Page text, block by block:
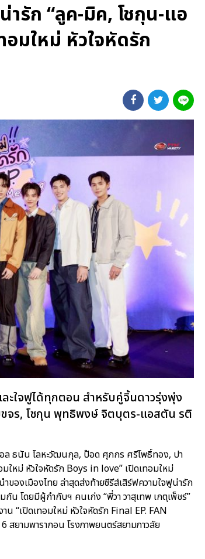
ารัก “ลูค-มิค, โชกุน-แอ
อมใหม่ หัวใจหัดรัก
ะใจฟูได้ทุกตอน สำหรับคู่จิ้นดาวรุ่งพุ่ง
ขจร, โชกุน พุทธิพงษ์ จิตบุตร-แอสตัน รติ
ธนัน โลหะวัฒนกุล, ป๊อด ศุภกร ศรีโพธิ์ทอง, ปา
ใหม่ หัวใจหัดรัก Boys in love” เปิดเทอมใหม่
ของเมืองไทย ล่าสุดส่งท้ายซีรีส์เสิร์ฟความใจฟูน่ารัก
น โดยมีผู้กำกับฯ คนเก่ง “พี่วา วาสุเทพ เกตุเพ็ชร์”
“เปิดเทอมใหม่ หัวใจหัดรัก Final EP. FAN
ยามพารากอน โรงภาพยนตร์สยามภาวลัย